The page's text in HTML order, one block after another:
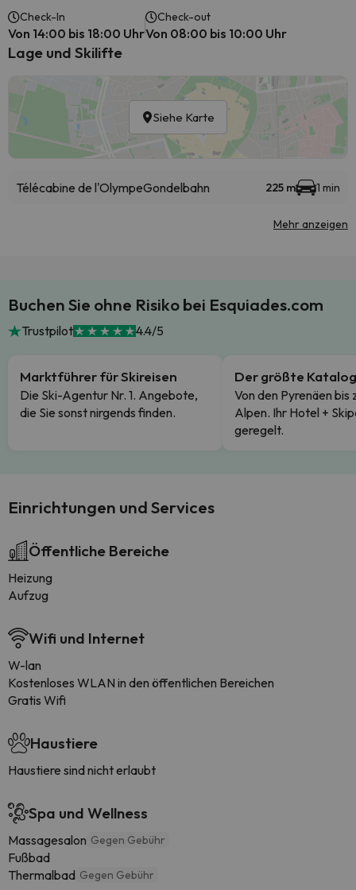
Check-In
Von 14:00 bis 18:00 Uhr
Check-out
Von 08:00 bis 10:00 Uhr
Lage und Skilifte
Siehe Karte
Télécabine de l'OlympeGondelbahn 225 m 1 min
Mehr anzeigen
Buchen Sie ohne Risiko bei Esquiades.com
Trustpilot 4.4/5
Marktführer für Skireisen
Die Ski-Agentur Nr. 1. Angebote,
die Sie sonst nirgends finden.
Der größte Katalog
Von den Pyrenäen bis
Alpen. Ihr Hotel +
geregelt.
Einrichtungen und Services
Öffentliche Bereiche
Heizung
Aufzug
Wifi und Internet
W-lan
Kostenloses WLAN in den öffentlichen Bereichen
Gratis Wifi
Haustiere
Haustiere sind nicht erlaubt
Spa und Wellness
Massagesalon Gegen Gebühr
Fußbad
Thermalbad Gegen Gebühr